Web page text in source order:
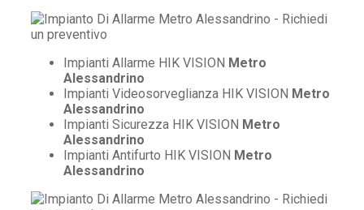
Impianti Allarme HIK VISION Metro
Alessandrino
Impianti Videosorveglianza HIK VISION Metro
Alessandrino
Impianti Sicurezza HIK VISION Metro
Alessandrino
Impianti Antifurto HIK VISION Metro
Alessandrino